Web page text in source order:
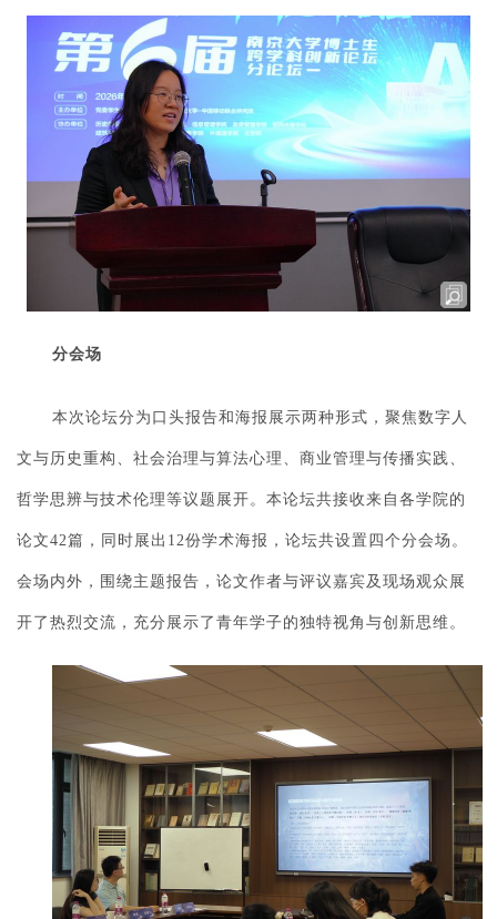
分会场
本次论坛分为口头报告和海报展示两种形式，聚焦数字人
文与历史重构、社会治理与算法心理、商业管理与传播实践、
哲学思辨与技术伦理等议题展开。本论坛共接收来自各学院的
论文42篇，同时展出12份学术海报，论坛共设置四个分会场。
会场内外，围绕主题报告，论文作者与评议嘉宾及现场观众展
开了热烈交流，充分展示了青年学子的独特视角与创新思维。